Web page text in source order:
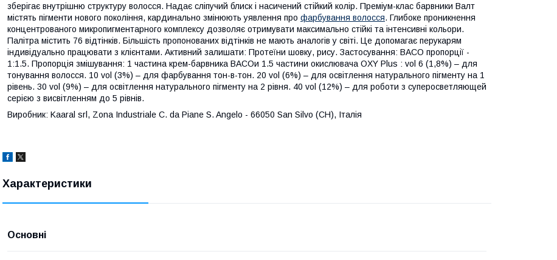
зберігає внутрішню структуру волосся. Надає сліпучий блиск і насичений стійкий колір. Преміум-клас барвники Валт
містять пігменти нового покоління, кардинально змінюють уявлення про фарбування волосся. Глибоке проникнення
концентрованого микропигментарного комплексу дозволяє отримувати максимально стійкі та інтенсивні кольори.
Палітра містить 76 відтінків. Більшість пропонованих відтінків не мають аналогів у світі. Це допомагає перукарям
індивідуально працювати з клієнтами. Активний залишати: Протеїни шовку, рису. Застосування: BACO пропорції -
1:1.5. Пропорція змішування: 1 частина крем-барвника ВАСОи 1.5 частини окислювача OXY Plus : vol 6 (1,8%) – для
тонування волосся. 10 vol (3%) – для фарбування тон-в-тон. 20 vol (6%) – для освітлення натурального пігменту на 1
рівень. 30 vol (9%) – для освітлення натурального пігменту на 2 рівня. 40 vol (12%) – для роботи з суперосветляющей
серією з висвітленням до 5 рівнів.
Виробник: Kaaral srl, Zona Industriale C. da Piane S. Angelo - 66050 San Silvo (CH), Італія
Характеристики
Основні